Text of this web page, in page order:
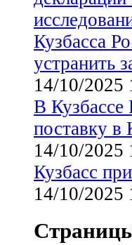
Кузбасса
устранить
14/10/2025
В Кузбассе
поставку в
14/10/2025
Кузбасс
14/10/2025